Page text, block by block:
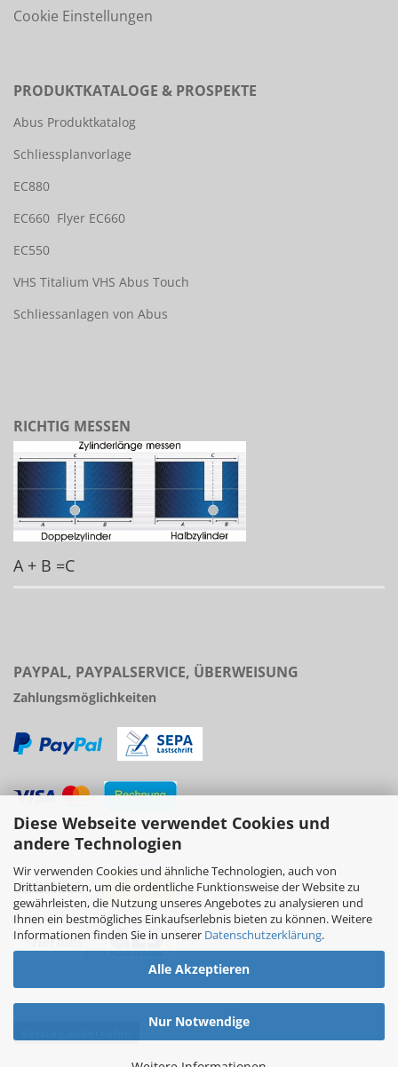
Diese Webseite verwendet Cookies und
andere Technologien
Wir verwenden Cookies und ähnliche Technologien, auch von
Drittanbietern, um die ordentliche Funktionsweise der Website zu
gewährleisten, die Nutzung unseres Angebotes zu analysieren und
Ihnen ein bestmögliches Einkaufserlebnis bieten zu können. Weitere
Informationen finden Sie in unserer Datenschutzerklärung.
Alle Akzeptieren
Nur Notwendige
Cookie Einstellungen
PRODUKTKATALOGE & PROSPEKTE
Abus Produktkatalog
Schliessplanvorlage
EC880
EC660 Flyer EC660
EC550
VHS Titalium VHS Abus Touch
Schliessanlagen von Abus
RICHTIG MESSEN
A + B =C
PAYPAL, PAYPALSERVICE, ÜBERWEISUNG
Zahlungsmöglichkeiten
Versand